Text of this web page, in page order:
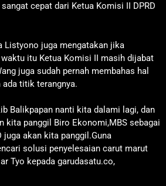
cepat dari Ketua Komisi II DPRD
Listyono juga mengatakan jika
itu Ketua Komisi II masih dijabat
juga sudah pernah membahas hal
titik terangnya.
Balikpapan nanti kita dalami lagi, dan
kita panggil Biro Ekonomi,MBS sebagai
juga akan kita panggil.Guna
solusi penyelesaian carut marut
Tyo kepada garudasatu.co,